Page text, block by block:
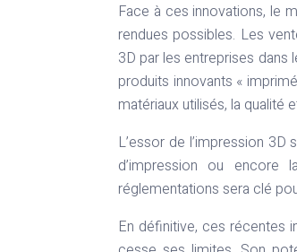
Face à ces innovations, le
rendues possibles. Les
3D par les entreprises
produits innovants «
matériaux utilisés, la qualité
L’essor de l’impression
d’impression ou encore
réglementations sera clé
En définitive, ces récentes